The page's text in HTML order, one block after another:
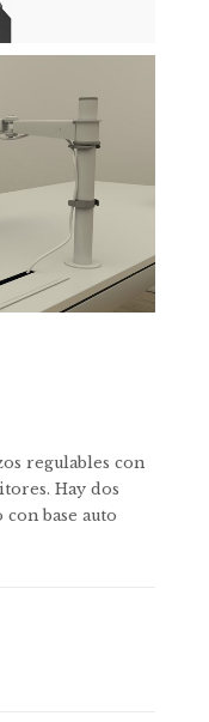
regulables con
Hay dos
base auto